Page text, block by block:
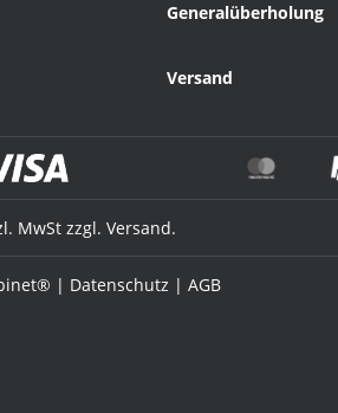
Generalüberholung
Versand
MwSt zzgl. Versand.
| Datenschutz | AGB